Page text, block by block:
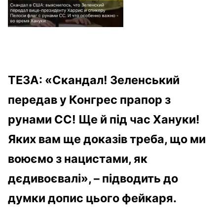
ТЕЗА: «Скандал! Зеленський
передав у Конгрес прапор з
рунами СС! Ще й під час Хануки!
Яких вам ще доказів треба, що ми
воюємо з нацистами, як
дєдивоєвалі», – підводить до
думки допис цього фейкаря.